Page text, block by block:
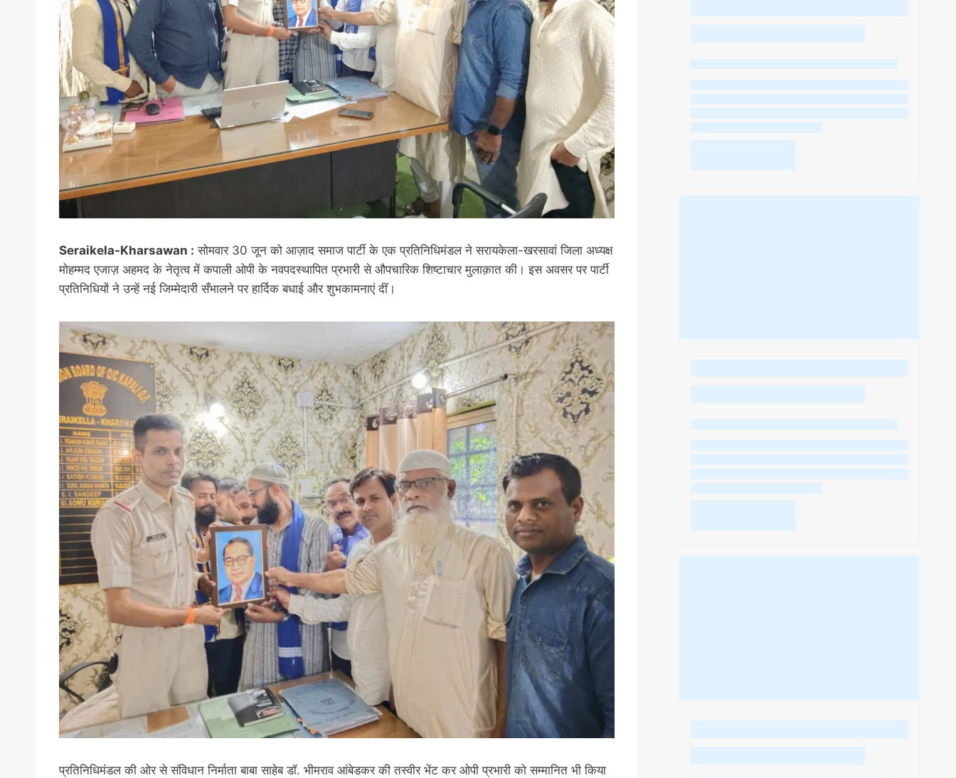
Seraikela-Kharsawan : सोमवार 30 जून को आज़ाद समाज पार्टी के एक प्रतिनिधिमंडल ने सरायकेला-खरसावां जिला अध्यक्ष
मोहम्मद एजाज़ अहमद के नेतृत्व में कपाली ओपी के नवपदस्थापित प्रभारी से औपचारिक शिष्टाचार मुलाक़ात की। इस अवसर पर पार्टी
प्रतिनिधियों ने उन्हें नई जिम्मेदारी सँभालने पर हार्दिक बधाई और शुभकामनाएं दीं।
प्रतिनिधिमंडल की ओर से संविधान निर्माता बाबा साहेब डॉ. भीमराव आंबेडकर की तस्वीर भेंट कर ओपी प्रभारी को सम्मानित भी किया